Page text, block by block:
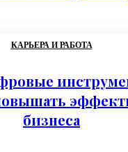
07.08.2026
КАРЬЕРА И РАБОТА
бизнеса